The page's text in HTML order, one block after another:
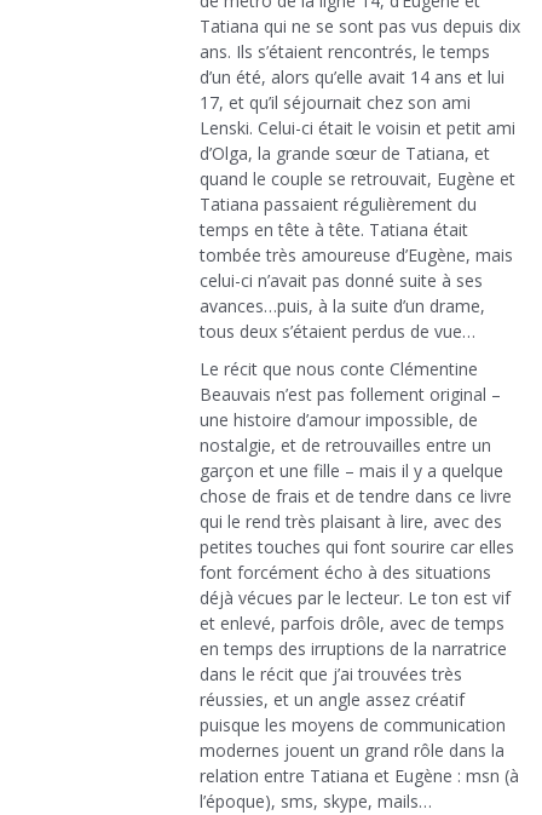
Tatiana qui ne se sont pas vus depuis dix
ans. Ils s’étaient rencontrés, le temps
d’un été, alors qu’elle avait 14 ans et lui
17, et qu’il séjournait chez son ami
Lenski. Celui-ci était le voisin et petit ami
d’Olga, la grande sœur de Tatiana, et
quand le couple se retrouvait, Eugène et
Tatiana passaient régulièrement du
temps en tête à tête. Tatiana était
tombée très amoureuse d’Eugène, mais
celui-ci n’avait pas donné suite à ses
avances…puis, à la suite d’un drame,
tous deux s’étaient perdus de vue…
Le récit que nous conte Clémentine
Beauvais n’est pas follement original –
une histoire d’amour impossible, de
nostalgie, et de retrouvailles entre un
garçon et une fille – mais il y a quelque
chose de frais et de tendre dans ce livre
qui le rend très plaisant à lire, avec des
petites touches qui font sourire car elles
font forcément écho à des situations
déjà vécues par le lecteur. Le ton est vif
et enlevé, parfois drôle, avec de temps
en temps des irruptions de la narratrice
dans le récit que j’ai trouvées très
réussies, et un angle assez créatif
puisque les moyens de communication
modernes jouent un grand rôle dans la
relation entre Tatiana et Eugène : msn (à
l’époque), sms, skype, mails…